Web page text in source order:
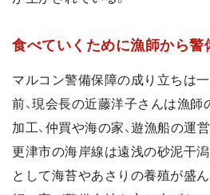
食べていくために漁師から警
マルコン警備保障の成り立ちは
前、現会長の近藤洋子さんは漁師
加工、仲買や海の家、遊漁船の運
更津市の海岸線は遠浅の砂泥干
として海苔やあさりの養殖が盛